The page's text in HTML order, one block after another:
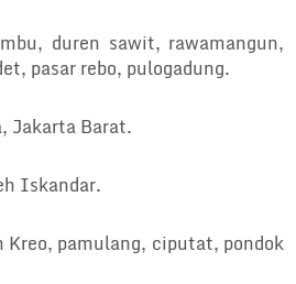
duren sawit, rawamangun,
pasar rebo, pulogadung.
Jakarta Barat.
Iskandar.
Kreo, pamulang, ciputat, pondok